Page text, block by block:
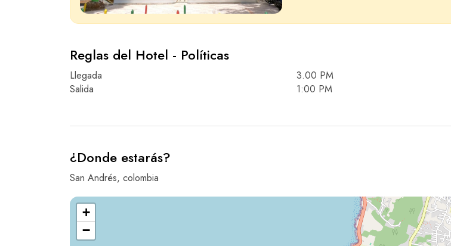
Reglas del Hotel - Políticas
Llegada
3.00 PM
Salida
1:00 PM
¿Donde estarás?
San Andrés, colombia
+
−